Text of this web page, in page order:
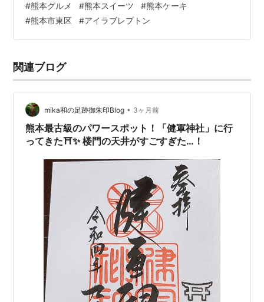
列ができることも珍しくありません。人気商品の多くは
早い時間に完売してしまうため、せっかく足を運んでも
買えない日があるほど。 何度もタイミングが合わず、
叶いました。 熊本市総合運動公園（旧・火の国ハイツ）
から徒歩約3分という場所にあり、以前から気…
#熊本グルメ #熊本スイーツ #熊本ケーキ
#熊本市東区 #アイラブレプトン
関連ブログ
mika和の足跡御朱印Blog • 3ヶ月前
熊本最古級のパワースポット！「健軍神社」に行
ってきた⛩️✨ 楼門の天井がすごすぎた…！